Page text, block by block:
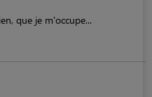
que je m'occupe...